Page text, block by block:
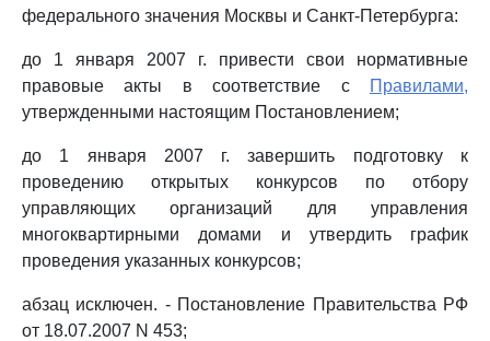
федерального значения Москвы и Санкт-Петербурга:
до 1 января 2007 г. привести свои нормативные
правовые акты в соответствие с
Правилами,
утвержденными настоящим Постановлением;
до 1 января 2007 г. завершить подготовку к
проведению открытых конкурсов по отбору
управляющих организаций для управления
многоквартирными домами и утвердить график
проведения указанных конкурсов;
абзац исключен. - Постановление Правительства РФ
от 18.07.2007 N 453;